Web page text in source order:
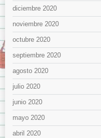
diciembre 2020
noviembre 2020
octubre 2020
septiembre 2020
agosto 2020
julio 2020
junio 2020
mayo 2020
abril 2020